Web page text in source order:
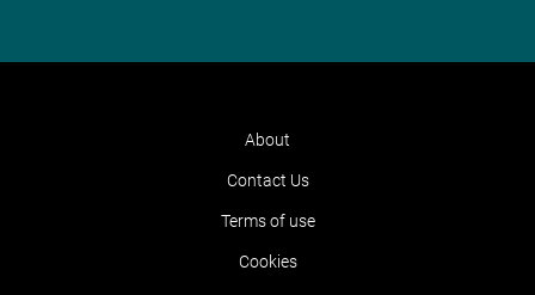
About
Contact Us
Terms of use
Cookies